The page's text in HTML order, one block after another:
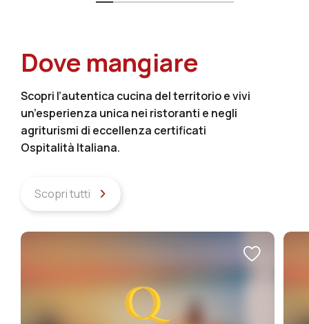
Dove mangiare
Scopri l’autentica cucina del territorio e vivi
un’esperienza unica nei ristoranti e negli
agriturismi di eccellenza certificati
Ospitalità Italiana.
Scopri tutti